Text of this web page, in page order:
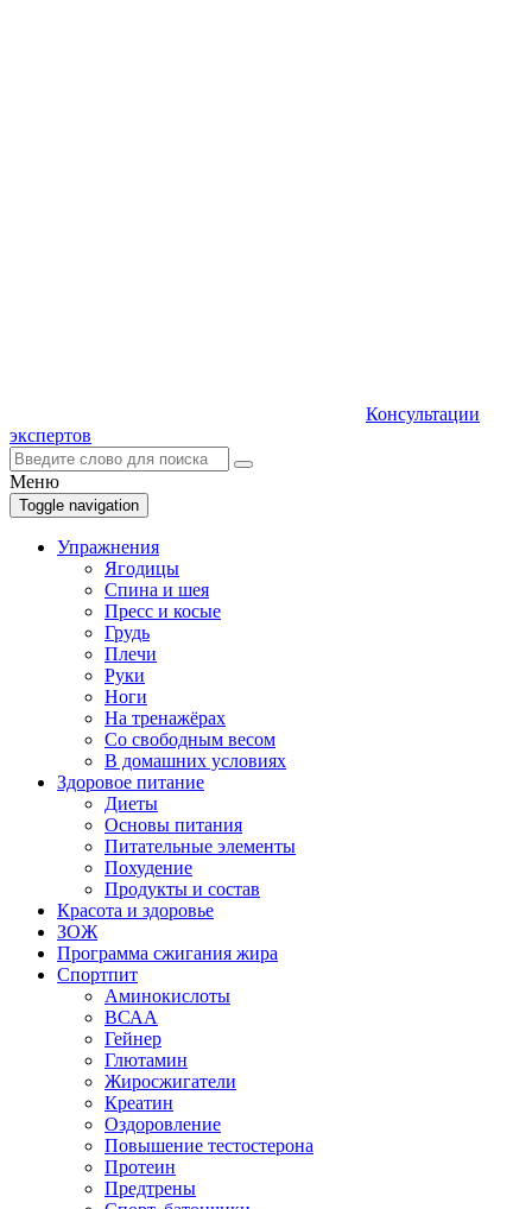
Консультации
экспертов
Меню
Toggle navigation
Упражнения
Ягодицы
Спина и шея
Пресс и косые
Грудь
Плечи
Руки
Ноги
На тренажёрах
Со свободным весом
В домашних условиях
Здоровое питание
Диеты
Основы питания
Питательные элементы
Похудение
Продукты и состав
Красота и здоровье
ЗОЖ
Программа сжигания жира
Спортпит
Аминокислоты
ВСАА
Гейнер
Глютамин
Жиросжигатели
Креатин
Оздоровление
Повышение тестостерона
Протеин
Предтрены